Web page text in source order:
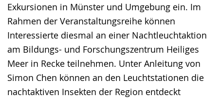
Exkursionen in Münster und Umgebung ein. Im
Rahmen der Veranstaltungsreihe können
Interessierte diesmal an einer Nachtleuchtaktion
am Bildungs- und Forschungszentrum Heiliges
Meer in Recke teilnehmen. Unter Anleitung von
Simon Chen können an den Leuchtstationen die
nachtaktiven Insekten der Region entdeckt